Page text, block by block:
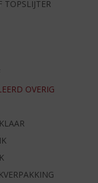
TOPSLIJTER
OVERIG